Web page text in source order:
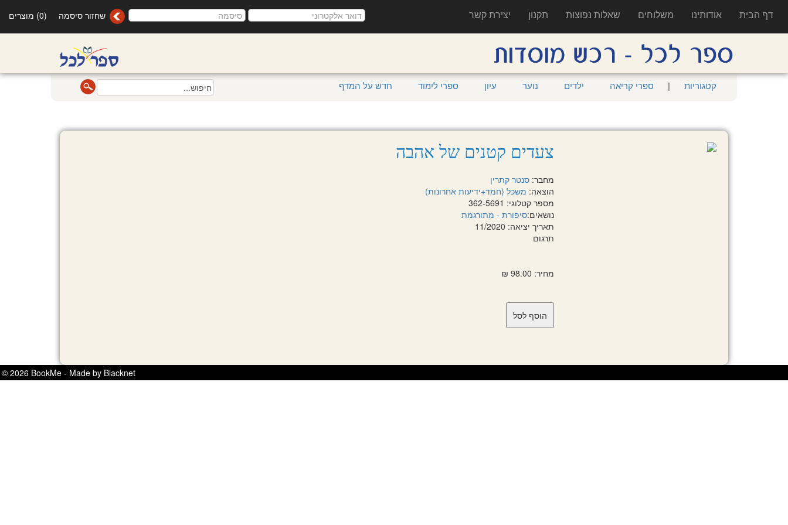
דף הבית אודותינו משלוחים שאלות נפוצות תקנון יצירת קשר שחזור סיסמה (0) מוצרים
קטגוריות | ספרי קריאה ילדים נוער עיון ספרי לימוד חדש על המדף
צעדים קטנים של אהבה
מחבר:סנטר קתרין
הוצאה: משכל (חמד+ידיעות אחרונות)
מספר קטלוגי: 362-5691
נושאים:סיפורת - מתורגמת
תאריך יציאה: 11/2020
תרגום
מחיר: 98.00 ₪
© 2026 BookMe - Made by Blacknet